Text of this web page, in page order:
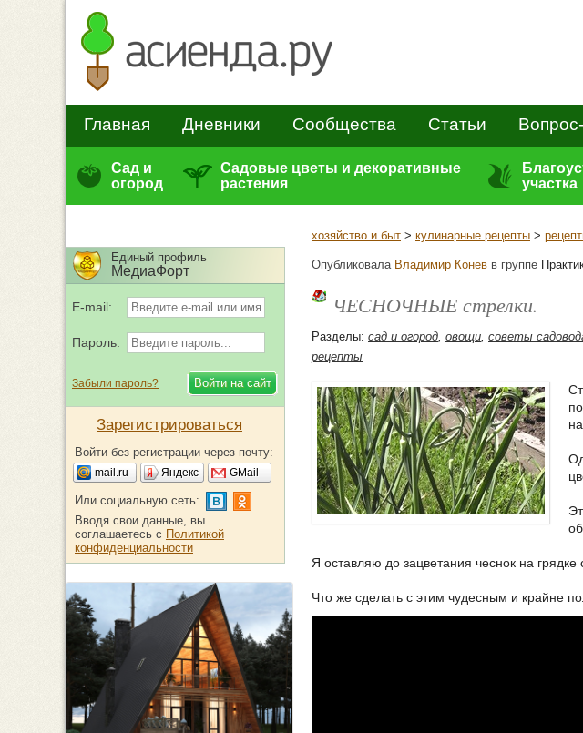
Главная Дневники Сообщества Статьи
Сад и
огород
Садовые цветы и декоративные
растения
участка
хозяйство и быт > кулинарные рецепты >
Опубликовала Владимир Конев в группе
ЧЕСНОЧНЫЕ стрелки.
Разделы: сад и огород, овощи, советы
рецепты
Я оставляю до зацветания чеснок на
Что же сделать с этим чудесным и крайне
Единый профиль
МедиаФорт
E-mail:
Пароль:
Забыли пароль?
Зарегистрироваться
Войти без регистрации через почту:
mail.ru Яндекс GMail
Или социальную сеть:
Вводя свои данные, вы
соглашаетесь с Политикой
конфиденциальности